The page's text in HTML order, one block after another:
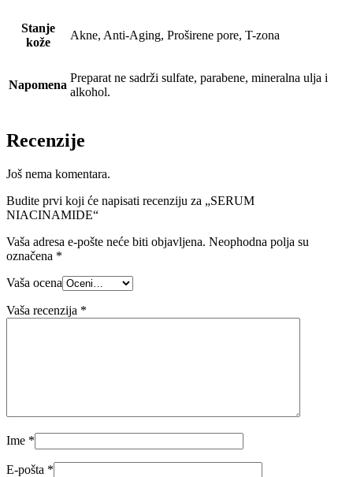
Stanje
kože
Akne, Anti-Aging, Proširene pore, T-zona
Napomena
Preparat ne sadrži sulfate, parabene, mineralna ulja i
alkohol.
Recenzije
Još nema komentara.
Budite prvi koji će napisati recenziju za „SERUM
NIACINAMIDE“
Vaša adresa e-pošte neće biti objavljena. Neophodna polja su
označena *
Vaša ocena
Vaša recenzija *
Ime *
E-pošta *